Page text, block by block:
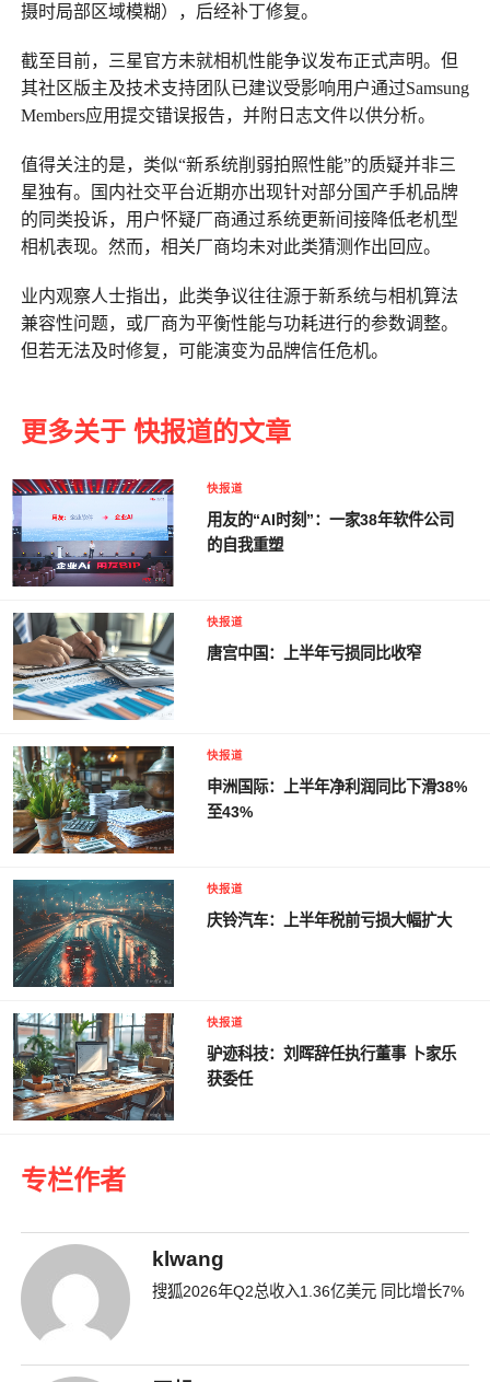
摄时局部区域模糊），后经补丁修复。
截至目前，三星官方未就相机性能争议发布正式声明。但
其社区版主及技术支持团队已建议受影响用户通过Samsung
Members应用提交错误报告，并附日志文件以供分析。
值得关注的是，类似“新系统削弱拍照性能”的质疑并非三
星独有。国内社交平台近期亦出现针对部分国产手机品牌
的同类投诉，用户怀疑厂商通过系统更新间接降低老机型
相机表现。然而，相关厂商均未对此类猜测作出回应。
业内观察人士指出，此类争议往往源于新系统与相机算法
兼容性问题，或厂商为平衡性能与功耗进行的参数调整。
但若无法及时修复，可能演变为品牌信任危机。
更多关于 快报道的文章
快报道
用友的“AI时刻”：一家38年软件公司
的自我重塑
快报道
唐宫中国：上半年亏损同比收窄
快报道
申洲国际：上半年净利润同比下滑38%
至43%
快报道
庆铃汽车：上半年税前亏损大幅扩大
快报道
驴迹科技：刘晖辞任执行董事 卜家乐
获委任
专栏作者
klwang
搜狐2026年Q2总收入1.36亿美元 同比增长7%